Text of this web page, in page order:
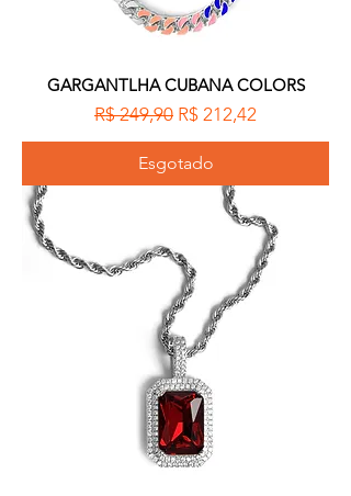
GARGANTLHA CUBANA COLORS
Preço normal
R$ 249,90 Preço promocional
R$ 212,42
Esgotado